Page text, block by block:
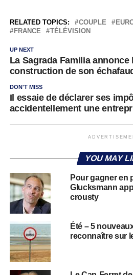
RELATED TOPICS: COUPLE
FRANCE
TÉLÉVISION
UP NEXT
La Sagrada Familia annonce
construction de son
DON'T MISS
Il essaie de déclarer ses
accidentellement une
YOU MAY
Pour gagner en
Glucksmann
crousty
Été – 5
reconnaître sur